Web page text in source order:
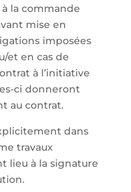
la commande
mise en
imposées
et en cas de
à l’initiative
ci donneront
au contrat.
dans
travaux
lieu à la signature